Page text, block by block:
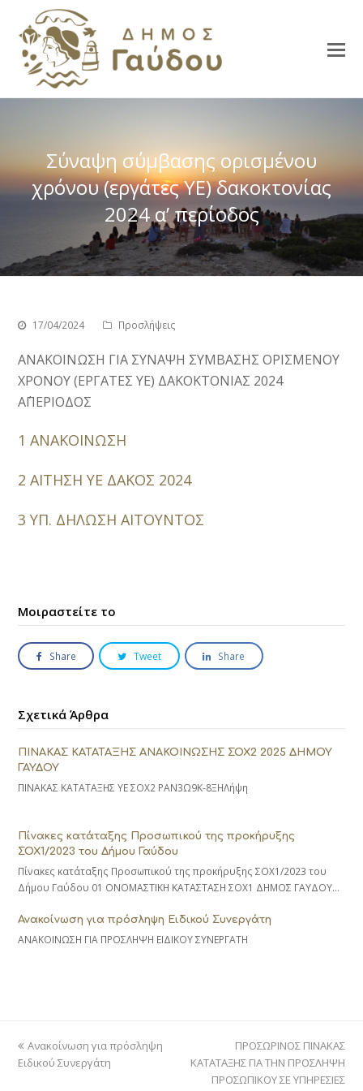
Σύναψη σύμβασης ορισμένου
χρόνου (εργάτες ΥΕ) δακοκτονίας
2024 α’ περίοδος
17/04/2024 Προσλήψεις
ΑΝΑΚΟΙΝΩΣΗ ΓΙΑ ΣΥΝΑΨΗ ΣΥΜΒΑΣΗΣ ΟΡΙΣΜΕΝΟΥ
ΧΡΟΝΟΥ (ΕΡΓΑΤΕΣ ΥΕ) ΔΑΚΟΚΤΟΝΙΑΣ 2024
Α΄ΠΕΡΙΟΔΟΣ
1 ΑΝΑΚΟΙΝΩΣΗ
2 ΑΙΤΗΣΗ ΥΕ ΔΑΚΟΣ 2024
3 ΥΠ. ΔΗΛΩΣΗ ΑΙΤΟΥΝΤΟΣ
Μοιραστείτε το
Share Tweet Share
Σχετικά Άρθρα
ΠΙΝΑΚΑΣ ΚΑΤΑΤΑΞΗΣ ΑΝΑΚΟΙΝΩΣΗΣ ΣΟΧ2 2025 ΔΗΜΟΥ
ΓΑΥΔΟΥ
ΠΙΝΑΚΑΣ ΚΑΤΑΤΑΞΗΣ ΥΕ ΣΟΧ2 ΡΑΝ3Ω9Κ-8ΞΗΛήψη
Πίνακες κατάταξης Προσωπικού της προκήρυξης
ΣΟΧ1/2023 του Δήμου Γαύδου
Πίνακες κατάταξης Προσωπικού της προκήρυξης ΣΟΧ1/2023 του
Δήμου Γαύδου 01 ΟΝΟΜΑΣΤΙΚΗ ΚΑΤΑΣΤΑΣΗ ΣΟΧ1 ΔΗΜΟΣ ΓΑΥΔΟΥ…
Ανακοίνωση για πρόσληψη Ειδικού Συνεργάτη
ΑΝΑΚΟΙΝΩΣΗ ΓΙΑ ΠΡΟΣΛΗΨΗ ΕΙΔΙΚΟΥ ΣΥΝΕΡΓΑΤΗ
previous
post:
Ανακοίνωση για πρόσληψη
Ειδικού Συνεργάτη
next
post:
ΠΡΟΣΩΡΙΝΟΣ ΠΙΝΑΚΑΣ
ΚΑΤΑΤΑΞΗΣ ΓΙΑ ΤΗΝ ΠΡΟΣΛΗΨΗ
ΠΡΟΣΩΠΙΚΟΥ ΣΕ ΥΠΗΡΕΣΙΕΣ